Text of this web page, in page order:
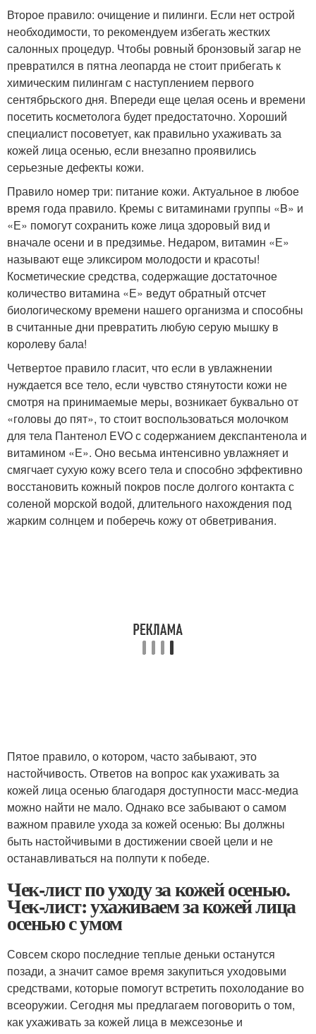
Второе правило: очищение и пилинги. Если нет острой
необходимости, то рекомендуем избегать жестких
салонных процедур. Чтобы ровный бронзовый загар не
превратился в пятна леопарда не стоит прибегать к
химическим пилингам с наступлением первого
сентябрьского дня. Впереди еще целая осень и времени
посетить косметолога будет предостаточно. Хороший
специалист посоветует, как правильно ухаживать за
кожей лица осенью, если внезапно проявились
серьезные дефекты кожи.
Правило номер три: питание кожи. Актуальное в любое
время года правило. Кремы с витаминами группы «B» и
«Е» помогут сохранить коже лица здоровый вид и
вначале осени и в предзимье. Недаром, витамин «Е»
называют еще эликсиром молодости и красоты!
Косметические средства, содержащие достаточное
количество витамина «Е» ведут обратный отсчет
биологическому времени нашего организма и способны
в считанные дни превратить любую серую мышку в
королеву бала!
Четвертое правило гласит, что если в увлажнении
нуждается все тело, если чувство стянутости кожи не
смотря на принимаемые меры, возникает буквально от
«головы до пят», то стоит воспользоваться молочком
для тела Пантенол EVO с содержанием декспантенола и
витамином «Е». Оно весьма интенсивно увлажняет и
смягчает сухую кожу всего тела и способно эффективно
восстановить кожный покров после долгого контакта с
соленой морской водой, длительного нахождения под
жарким солнцем и поберечь кожу от обветривания.
Пятое правило, о котором, часто забывают, это
настойчивость. Ответов на вопрос как ухаживать за
кожей лица осенью благодаря доступности масс-медиа
можно найти не мало. Однако все забывают о самом
важном правиле ухода за кожей осенью: Вы должны
быть настойчивыми в достижении своей цели и не
останавливаться на полпути к победе.
Чек-лист по уходу за кожей осенью.
Чек-лист: ухаживаем за кожей лица
осенью с умом
Совсем скоро последние теплые деньки останутся
позади, а значит самое время закупиться уходовыми
средствами, которые помогут встретить похолодание во
всеоружии. Сегодня мы предлагаем поговорить о том,
как ухаживать за кожей лица в межсезонье и